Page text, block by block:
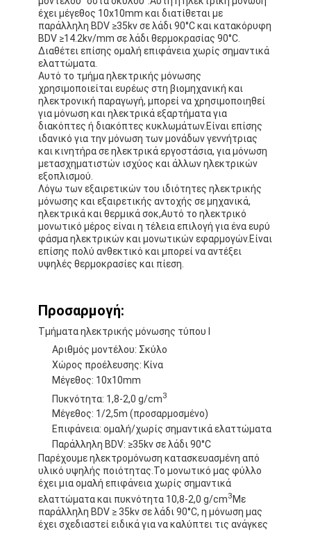
Ταινία υφασμάτων γυαλιού φύλλων αλουμινίου αργιλίου
Αντιμέτωπο φύλλο αλουμινίου έγγραφο της Kraft
Ύφασμα φίμπεργκλας φύλλων αλουμινίου αργιλίου
Scrim φύλλων αλουμινίου ταινία
Ταινία αγωγών υφασμάτων
Το διπλάσιο πλαισίωσε την κολλητική ταινία
Κολλητική ταινία της PET
Ρίψη επένδυσης ακρίβειας
Ηλεκτρική πίνακα μόνωσης
έχει μέγεθος 10x10mm και διατίθεται με
παράλληλη BDV ≥35kv σε λάδι 90°C και κατακόρυφη
BDV ≥14.2kv/mm σε λάδι θερμοκρασίας 90°C.
Διαθέτει επίσης ομαλή επιφάνεια χωρίς σημαντικά
ελαττώματα.
Αυτό το τμήμα ηλεκτρικής μόνωσης
χρησιμοποιείται ευρέως στη βιομηχανική και
ηλεκτρονική παραγωγή, μπορεί να χρησιμοποιηθεί
για μόνωση και ηλεκτρικά εξαρτήματα για
διακόπτες ή διακόπτες κυκλωμάτων.Είναι επίσης
ιδανικό για την μόνωση των μονάδων γεννήτριας
και κινητήρα σε ηλεκτρικά εργοστάσια, για μόνωση
μετασχηματιστών ισχύος και άλλων ηλεκτρικών
εξοπλισμού.
Λόγω των εξαιρετικών του ιδιότητες ηλεκτρικής
μόνωσης και εξαιρετικής αντοχής σε μηχανικά,
ηλεκτρικά και θερμικά σοκ,Αυτό το ηλεκτρικό
μονωτικό μέρος είναι η τέλεια επιλογή για ένα ευρύ
φάσμα ηλεκτρικών και μονωτικών εφαρμογών.Είναι
επίσης πολύ ανθεκτικό και μπορεί να αντέξει
υψηλές θερμοκρασίες και πίεση.
Προσαρμογή:
Τμήματα ηλεκτρικής μόνωσης τύπου Ι
Αριθμός μοντέλου: Σκύλο
Χώρος προέλευσης: Κίνα
Μέγεθος: 10x10mm
Πυκνότητα: 1,8-2,0 g/cm3
Μέγεθος: 1/2,5m (προσαρμοσμένο)
Επιφάνεια: ομαλή/χωρίς σημαντικά ελαττώματα
Παράλληλη BDV: ≥35kv σε λάδι 90°C
Παρέχουμε ηλεκτρομόνωση κατασκευασμένη από
υλικό υψηλής ποιότητας.Το μονωτικό μας φύλλο
έχει μια ομαλή επιφάνεια χωρίς σημαντικά
ελαττώματα και πυκνότητα 10,8-2,0 g/cm3Με
παράλληλη BDV ≥ 35kv σε λάδι 90°C, η μόνωση μας
έχει σχεδιαστεί ειδικά για να καλύπτει τις ανάγκες